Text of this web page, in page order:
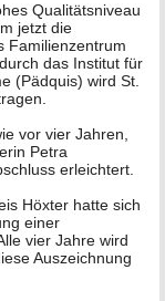
Qualitätsniveau
jetzt die
Familienzentrum
das Institut für
(Pädquis) wird St.
vor vier Jahren,
Petra
erleichtert.
Höxter hatte sich
einer
vier Jahre wird
Auszeichnung